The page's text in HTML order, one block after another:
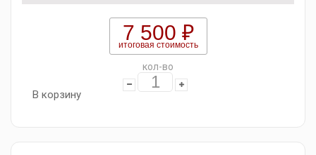
7 500 ₽
итоговая стоимость
кол-во
В корзину